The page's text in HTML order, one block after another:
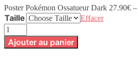
Poster Pokémon Ossatueur Dark 27.90€ –
Taille
Effacer
quantité
de
Poster
Ajouter au panier